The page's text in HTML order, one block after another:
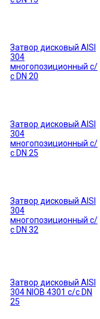
Затвор дисковый AISI
304
многопозиционный с/
с DN 20
Затвор дисковый AISI
304
многопозиционный с/
с DN 25
Затвор дисковый AISI
304
многопозиционный с/
с DN 32
Затвор дисковый AISI
304 NIOB 4301 с/с DN
25